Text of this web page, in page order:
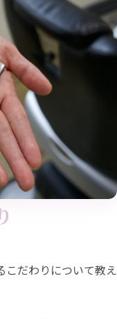
こだわりについて教え